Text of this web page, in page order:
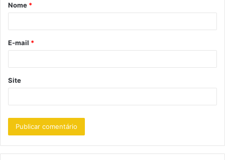
r
*
Nome *
E-mail *
Site